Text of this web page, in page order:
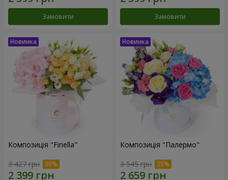
Замовити Замовити
Композиція "Finella"
3 427 грн
Композиція "Палермо"
3 545 грн